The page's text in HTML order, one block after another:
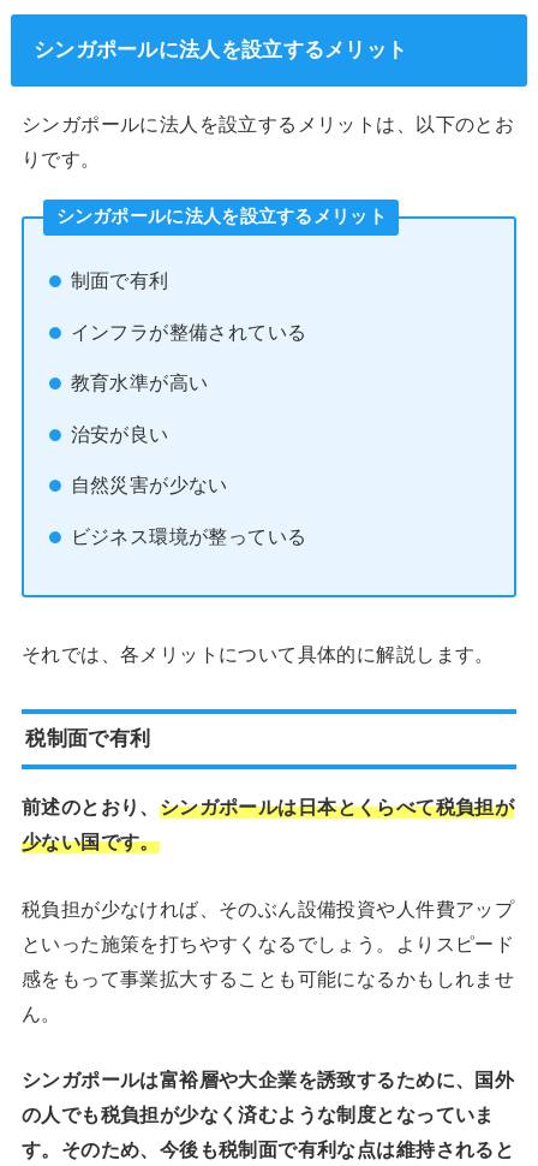
シンガポールに法人を設立するメリット
シンガポールに法人を設立するメリットは、以下のとお
りです。
シンガポールに法人を設立するメリット
制面で有利
インフラが整備されている
教育水準が高い
治安が良い
自然災害が少ない
ビジネス環境が整っている
それでは、各メリットについて具体的に解説します。
税制面で有利
前述のとおり、 シンガポールは日本とくらべて税負担が
少ない国です。
税負担が少なければ、そのぶん設備投資や人件費アップ
といった施策を打ちやすくなるでしょう。よりスピード
感をもって事業拡大することも可能になるかもしれませ
ん。
シンガポールは富裕層や大企業を誘致するために、国外
の人でも税負担が少なく済むような制度となっていま
す。そのため、今後も税制面で有利な点は維持されると